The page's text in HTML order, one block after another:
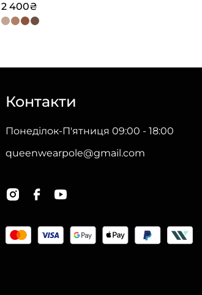
2 400₴
Цей
кілька
Параметри
вибрати
на
Контакти
Понеділок-П'ятниця 09:00 - 18:00
queenwearpole@gmail.com